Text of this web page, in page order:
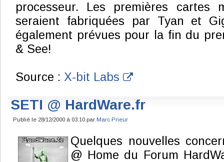
processeur. Les premières cartes
seraient fabriquées par Tyan et
également prévues pour la fin du
& See!
Source : X-bit Labs
SETI @ HardWare.fr
Publié le 28/12/2000 à 03:10 par Marc Prieur
Quelques nouvelles
@ Home du Forum